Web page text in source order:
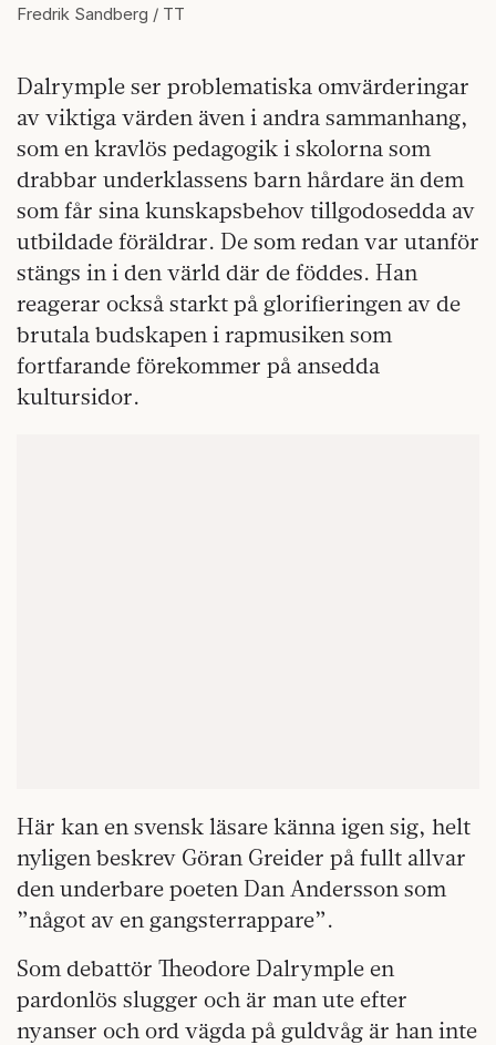
Fredrik Sandberg / TT
Dalrymple ser problematiska omvärderingar
av viktiga värden även i andra sammanhang,
som en kravlös pedagogik i skolorna som
drabbar underklassens barn hårdare än dem
som får sina kunskapsbehov tillgodosedda av
utbildade föräldrar. De som redan var utanför
stängs in i den värld där de föddes. Han
reagerar också starkt på glorifieringen av de
brutala budskapen i rapmusiken som
fortfarande förekommer på ansedda
kultursidor.
Här kan en svensk läsare känna igen sig, helt
nyligen beskrev Göran Greider på fullt allvar
den underbare poeten Dan Andersson som
”något av en gangsterrappare”.
Som debattör Theodore Dalrymple en
pardonlös slugger och är man ute efter
nyanser och ord vägda på guldvåg är han inte